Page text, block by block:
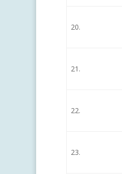
20.
21.
22.
23.